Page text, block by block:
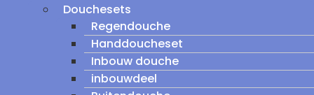
Douchesets
Regendouche
Handdoucheset
Inbouw douche
inbouwdeel